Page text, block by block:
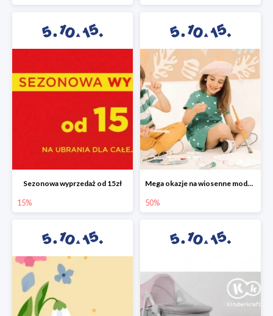
Sezonowa wyprzedaż od 15zł
15%
Mega okazje na wiosenne modele w 5.10.15 do -50%
50%